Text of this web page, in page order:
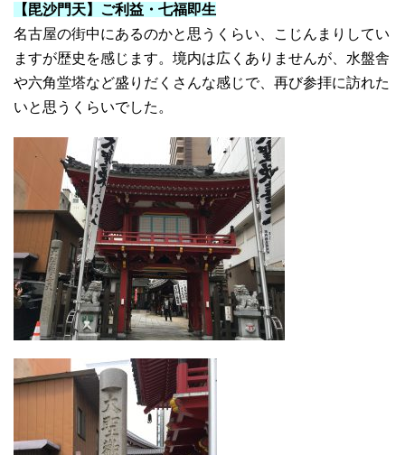
【毘沙門天】ご利益・七福即生
名古屋の街中にあるのかと思うくらい、こじんまりしてい
ますが歴史を感じます。境内は広くありませんが、水盤舎
や六角堂塔など盛りだくさんな感じで、再び参拝に訪れた
いと思うくらいでした。